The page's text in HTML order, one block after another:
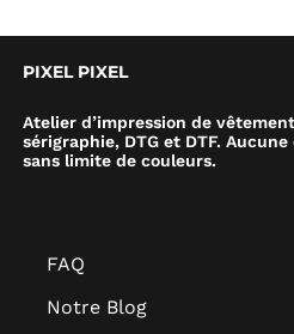
PIXEL PIXEL
Atelier d’impression de
sérigraphie, DTG et DTF.
sans limite de couleurs.
FAQ
Notre Blog